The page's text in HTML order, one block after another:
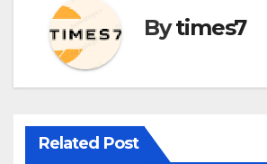
Bytimes7
Related Post